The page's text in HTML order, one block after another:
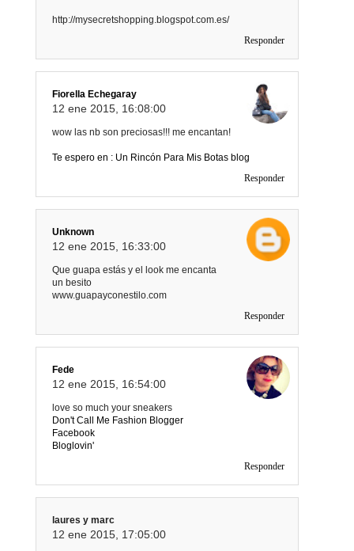
http://mysecretshopping.blogspot.com.es/
Responder
Fiorella Echegaray
12 ene 2015, 16:08:00
wow las nb son preciosas!!! me encantan!
Te espero en : Un Rincón Para Mis Botas blog
Responder
Unknown
12 ene 2015, 16:33:00
Que guapa estás y el look me encanta
un besito
www.guapayconestilo.com
Responder
Fede
12 ene 2015, 16:54:00
love so much your sneakers
Don't Call Me Fashion Blogger
Facebook
Bloglovin'
Responder
laures y marc
12 ene 2015, 17:05:00